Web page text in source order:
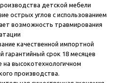
детской мебели
острых углов с использованием
возможность травмирования
качественной импортной
гарантийный срок 18 месяцев
на высокотехнологичном
производства.